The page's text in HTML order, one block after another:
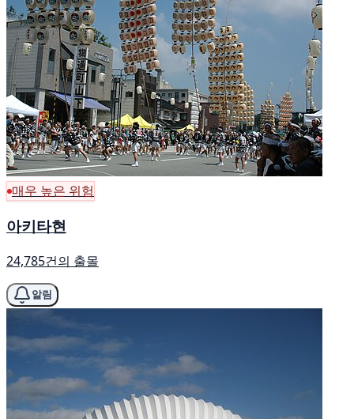
매우 높은 위험
아키타현
24,785건의 출몰
알림